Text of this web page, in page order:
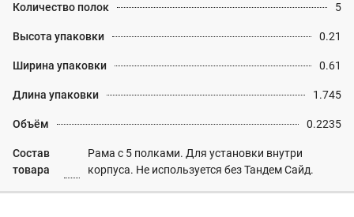
Количество полок 5
Высота упаковки 0.21
Ширина упаковки 0.61
Длина упаковки 1.745
Объём 0.2235
Состав
товара
Рама с 5 полками. Для установки внутри
корпуса. Не используется без Тандем Сайд.